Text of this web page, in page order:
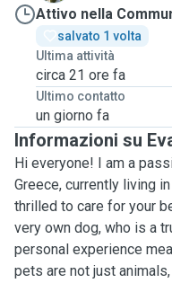
Attivo nella
salvato 1 volta
Ultima attività
circa 21 ore fa
Ultimo contatto
un giorno fa
Informazioni su
Hi everyone! I am a
Greece, currently living
thrilled to care for your
very own dog, who is a
personal experience
pets are not just